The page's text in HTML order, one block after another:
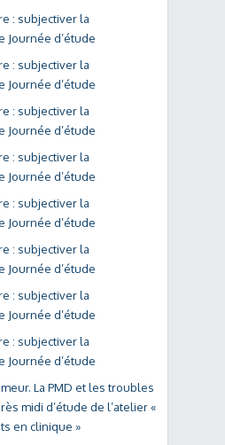
: subjectiver la
Journée d’étude
: subjectiver la
Journée d’étude
: subjectiver la
Journée d’étude
: subjectiver la
Journée d’étude
: subjectiver la
Journée d’étude
: subjectiver la
Journée d’étude
: subjectiver la
Journée d’étude
: subjectiver la
Journée d’étude
La PMD et les troubles
midi d’étude de l’atelier «
en clinique »